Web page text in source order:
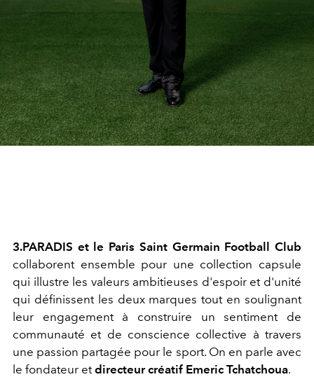
3.PARADIS et le Paris Saint Germain Football Club
collaborent ensemble pour une collection capsule
qui illustre les valeurs ambitieuses d'espoir et d'unité
qui définissent les deux marques tout en soulignant
leur engagement à construire un sentiment de
communauté et de conscience collective à travers
une passion partagée pour le sport. On en parle avec
le fondateur etdirecteur créatif Emeric Tchatchoua.